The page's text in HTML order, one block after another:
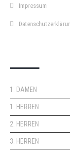
Impressum
1. DAMEN
1. HERREN
2. HERREN
3. HERREN